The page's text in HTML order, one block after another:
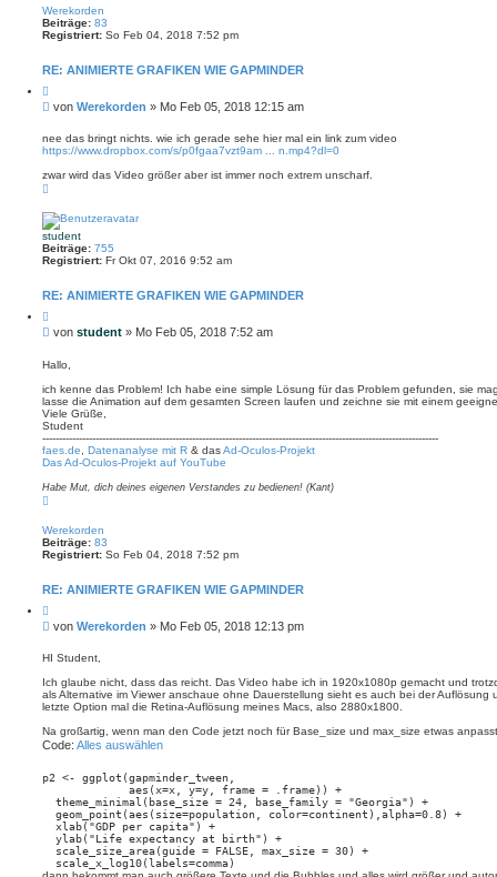
h
o
b
n
Werekorden
Beiträge: 83
Registriert: So Feb 04, 2018 7:52 pm
RE: ANIMIERTE GRAFIKEN WIE GAPMINDER
i
t
e
r
n
B
i
t
a
von Werekorden » Mo Feb 05, 2018 12:15 am
nee das bringt nichts. wie ich gerade sehe hier mal ein link zum video
https://www.dropbox.com/s/p0fgaa7vzt9am ... n.mp4?dl=0
zwar wird das Video größer aber ist immer noch extrem unscharf.
c
h
o
b
e
student
Beiträge: 755
Registriert: Fr Okt 07, 2016 9:52 am
RE: ANIMIERTE GRAFIKEN WIE GAPMINDER
i
t
e
e
n
B
i
r
a
g
von student » Mo Feb 05, 2018 7:52 am
Hallo,
ich kenne das Problem! Ich habe eine simple Lösung für das Problem gefunden, sie
lasse die Animation auf dem gesamten Screen laufen und zeichne sie mit einem
Viele Grüße,
Student
-----------------------------------------------------------------------------------------------------------------------
faes.de
Datenanalyse mit R & dasAd-Oculos-Projekt
Das Ad-Oculos-Projekt auf YouTube
Habe Mut, dich deines eigenen Verstandes zu bedienen! (Kant)
h
o
b
n
Werekorden
Beiträge: 83
Registriert: So Feb 04, 2018 7:52 pm
RE: ANIMIERTE GRAFIKEN WIE GAPMINDER
i
t
e
e
n
B
i
r
a
von Werekorden » Mo Feb 05, 2018 12:13 pm
HI Student,
Ich glaube nicht, dass das reicht. Das Video habe ich in 1920x1080p gemacht und
als Alternative im Viewer anschaue ohne Dauerstellung sieht es auch bei der Auflösung
letzte Option mal die Retina-Auflösung meines Macs, also 2880x1800.
Na großartig, wenn man den Code jetzt noch für Base_size und max_size etwas
Code: Alles auswählen
p2 <- ggplot(gapminder_tween,
             aes(x=x, y=y, frame = .frame)) +
  theme_minimal(base_size = 24, base_family = "Georgia") +
  geom_point(aes(size=population, color=continent),alpha=0.8) +
  xlab("GDP per capita") +
  ylab("Life expectancy at birth") +
  scale_size_area(guide = FALSE, max_size = 30) +
  scale_x_log10(labels=comma)